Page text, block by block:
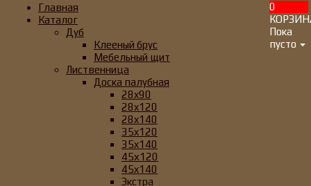
Главная
Каталог
Дуб
Клееный брус
Мебельный щит
Лиственница
Доска палубная
28x90
28x120
28x140
35x120
35x140
45х120
45x140
Экстра
0
Пока
пусто